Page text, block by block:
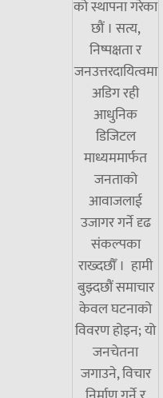
को स्थापना गरेका
छौं । सत्य,
निष्पक्षता र
जनउत्तरदायित्वमा
अडिग रही
आधुनिक
डिजिटल
माध्यममार्फत
जनताको
आवाजलाई
उजागर गर्ने दृढ
संकल्पका
राख्दछौँ । हामी
बुझ्दछौं समाचार
केवल घटनाको
विवरण होइन; यो
जनचेतना
जगाउने, विचार